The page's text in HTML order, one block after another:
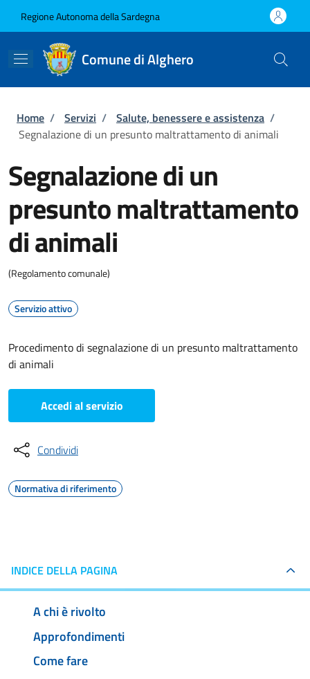
Regione Autonoma della Sardegna
Comune di Alghero
Briciole di pane
Home / Servizi / Salute, benessere e assistenza /
Segnalazione di un presunto maltrattamento di animali
Segnalazione di un
presunto maltrattamento
di animali
(Regolamento comunale)
Servizio attivo
Procedimento di segnalazione di un presunto maltrattamento
di animali
Accedi al servizio
Condividi
Normativa di riferimento
INDICE DELLA PAGINA
A chi è rivolto
Approfondimenti
Come fare